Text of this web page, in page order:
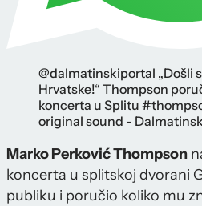
@dalmatinskiportal „Došli
Hrvatske!“ Thompson
koncerta u Splitu
original sound -
Marko Perković Thompson
koncerta u splitskoj dvorani
publiku i poručio koliko mu